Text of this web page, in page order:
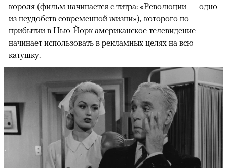
короля (фильм начинается с титра: «Революции — одно
из неудобств современной жизни»), которого по
прибытии в Нью-Йорк американское телевидение
начинает использовать в рекламных целях на всю
катушку.